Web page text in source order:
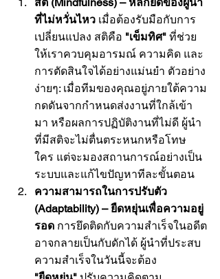
ที่ไม่หวั่นไหว เมื่อต้องรับมือกับการ
เปลี่ยนแปลง สติคือ "เข็มทิศ" ที่ช่วย
ให้เราควบคุมอารมณ์ ความคิด และ
การตัดสินใจได้อย่างแม่นยำ ตัวอย่าง
ง่ายๆ: เมื่อทีมของคุณอยู่ภายใต้ความ
กดดันจากกำหนดส่งงานที่ใกล้เข้า
มา หรือผลการปฏิบัติงานที่ไม่ดี ผู้นำ
ที่มีสติจะไม่ตื่นตระหนกหรือโทษ
ใคร แต่จะมองสถานการณ์อย่างเป็น
ระบบและแก้ไขปัญหาทีละขั้นตอน
ความสามารถในการปรับตัว
(Adaptability) – ยืดหยุ่นเพื่อความอยู่
รอด การยึดติดกับความสำเร็จในอดีต
อาจกลายเป็นกับดักได้ ผู้นำที่ประสบ
ความสำเร็จในวันนี้จะต้อง